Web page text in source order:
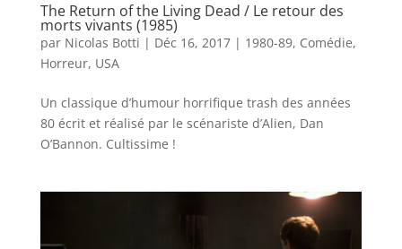
The Return of the Living Dead / Le retour des
morts vivants (1985)
par Nicolas Botti | Déc 16, 2017| 1980-89, Comédie,
Horreur, USA
Un classique d’humour horrifique trash des années
80 écrit et réalisé par le scénariste d’Alien, Dan
O’Bannon. Cultissime !